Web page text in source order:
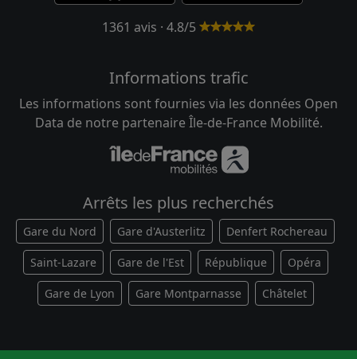
1361 avis · 4.8/5
Informations trafic
Les informations sont fournies via les données Open
Data de notre partenaire Île-de-France Mobilité.
Arrêts les plus recherchés
Gare du Nord Gare d'Austerlitz Denfert Rochereau
Saint-Lazare Gare de l'Est République Opéra
Gare de Lyon Gare Montparnasse Châtelet